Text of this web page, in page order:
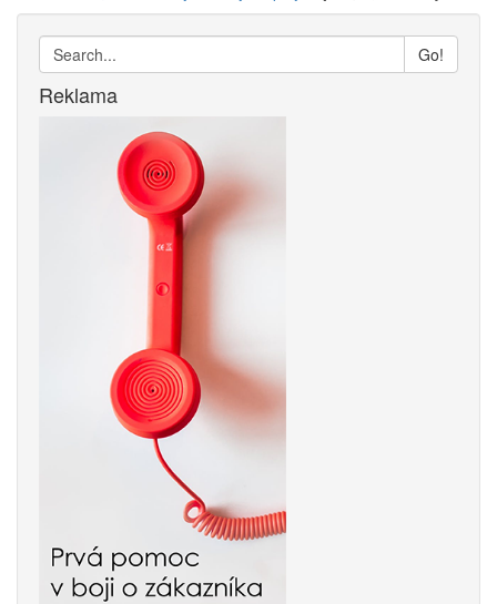
Go!
Reklama